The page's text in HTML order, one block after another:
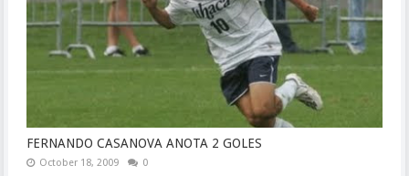
FERNANDO CASANOVA ANOTA 2 GOLES
October 18, 2009 0